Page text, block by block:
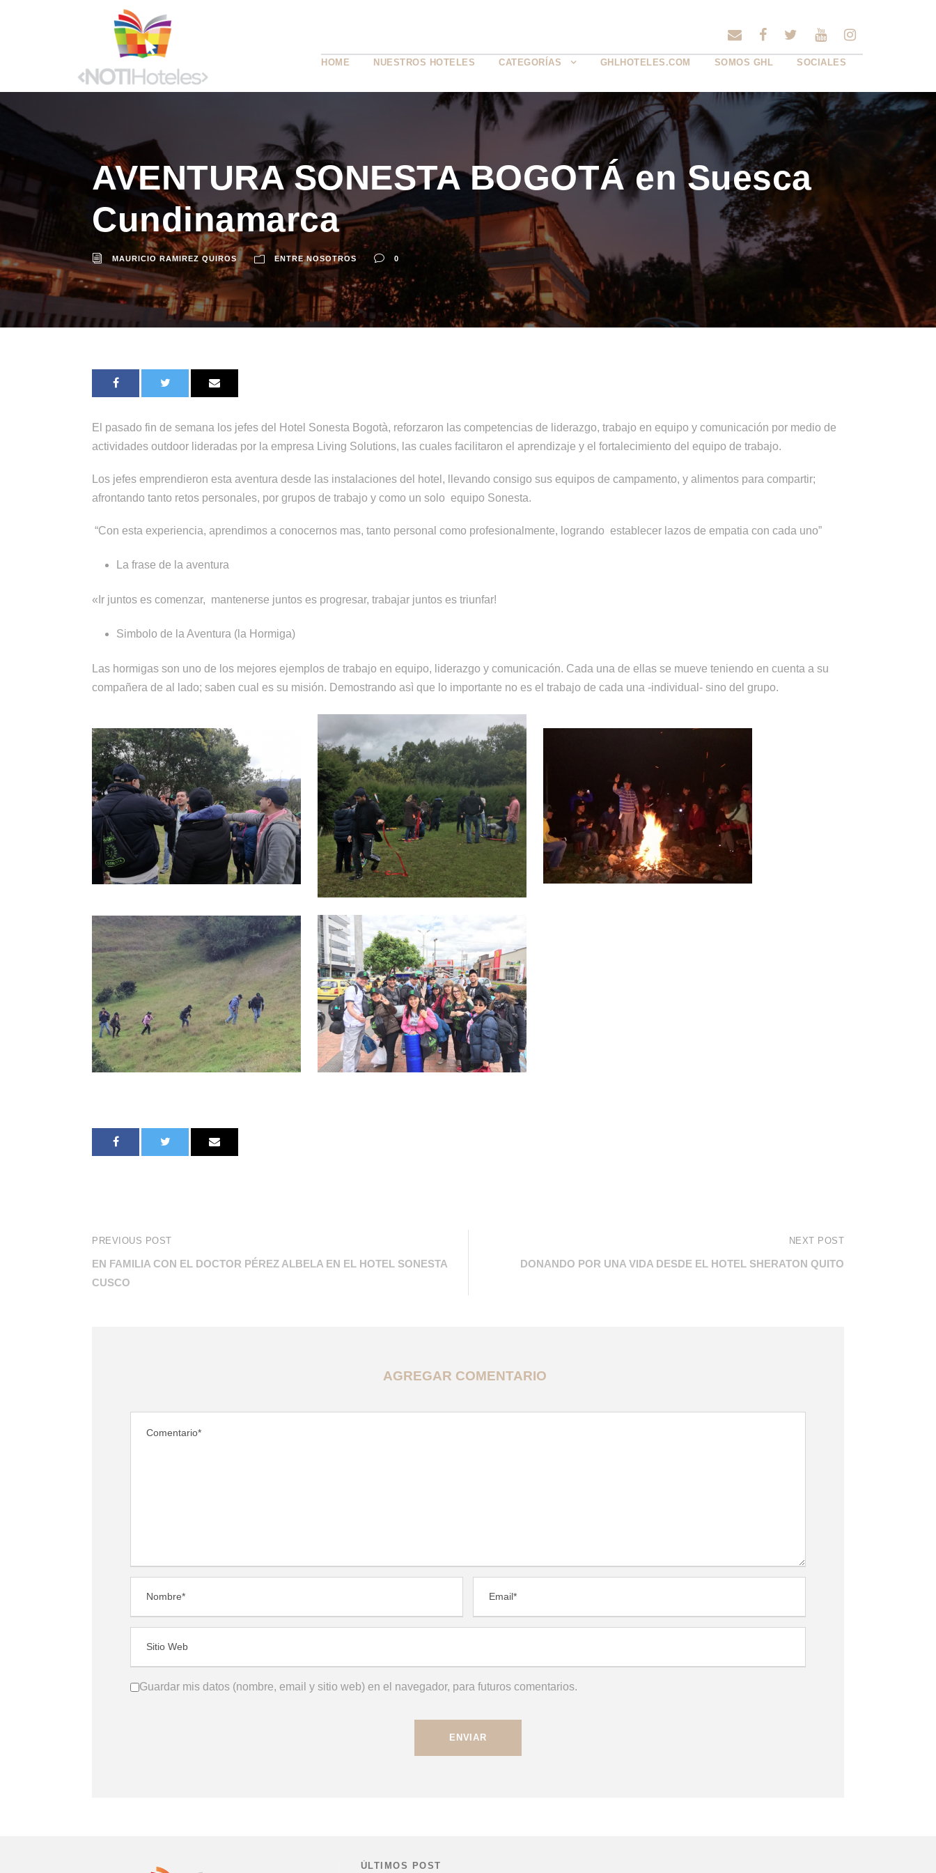
HOME NUESTROS HOTELES CATEGORÍAS GHLHOTELES.COM SOMOS GHL SOCIALES
AVENTURA SONESTA BOGOTÁ en Suesca
Cundinamarca
MAURICIO RAMIREZ QUIROS ENTRE NOSOTROS 0
El pasado fin de semana los jefes del Hotel Sonesta Bogotà, reforzaron las competencias de liderazgo, trabajo en equipo y comunicación por medio de
actividades outdoor lideradas por la empresa Living Solutions, las cuales facilitaron el aprendizaje y el fortalecimiento del equipo de trabajo.
Los jefes emprendieron esta aventura desde las instalaciones del hotel, llevando consigo sus equipos de campamento, y alimentos para compartir;
afrontando tanto retos personales, por grupos de trabajo y como un solo equipo Sonesta.
“Con esta experiencia, aprendimos a conocernos mas, tanto personal como profesionalmente, logrando establecer lazos de empatia con cada uno”
La frase de la aventura
«Ir juntos es comenzar, mantenerse juntos es progresar, trabajar juntos es triunfar!
Simbolo de la Aventura (la Hormiga)
Las hormigas son uno de los mejores ejemplos de trabajo en equipo, liderazgo y comunicación. Cada una de ellas se mueve teniendo en cuenta a su
compañera de al lado; saben cual es su misión. Demostrando asì que lo importante no es el trabajo de cada una -individual- sino del grupo.
PREVIOUS POST
EN FAMILIA CON EL DOCTOR PÉREZ ALBELA EN EL HOTEL SONESTA
CUSCO
NEXT POST
DONANDO POR UNA VIDA DESDE EL HOTEL SHERATON QUITO
AGREGAR COMENTARIO
Guardar mis datos (nombre, email y sitio web) en el navegador, para futuros comentarios.
ÚLTIMOS POST